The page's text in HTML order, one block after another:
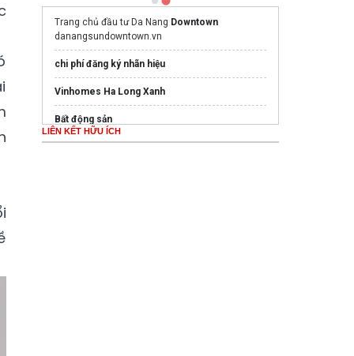
Trang chủ đầu tư Da Nang Downtown
danangsundowntown.vn
chi phí đăng ký nhãn hiệu
Vinhomes Ha Long Xanh
Bất động sản
LIÊN KẾT HỮU ÍCH